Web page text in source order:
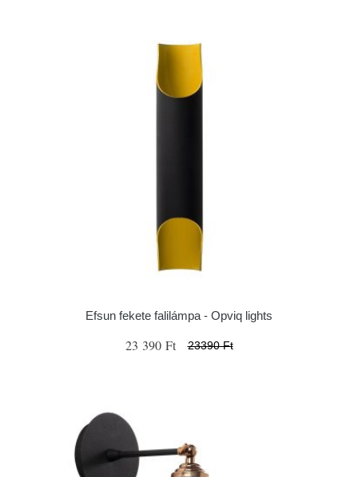
Efsun fekete falilámpa - Opviq lights
23 390 Ft 23390 Ft